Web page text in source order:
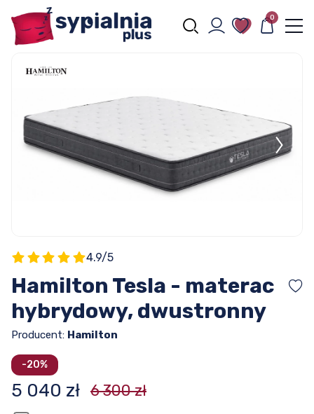
0
4.9/5
Hamilton Tesla - materac
hybrydowy, dwustronny
Producent: Hamilton
-20%
5 040 zł 6 300 zł